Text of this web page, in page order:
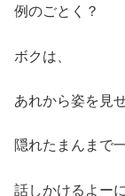
例のごとく？
ボクは、
あれから姿を見
隠れたまんまで
話しかけるよー